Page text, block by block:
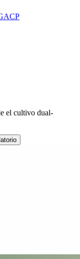
el cultivo dual-